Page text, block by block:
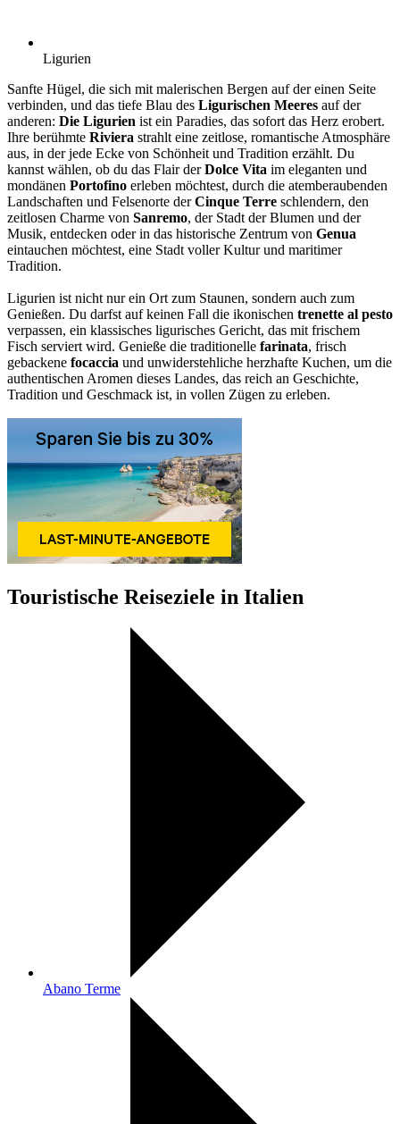
Ligurien
Sanfte Hügel, die sich mit malerischen Bergen auf der einen Seite
verbinden, und das tiefe Blau des Ligurischen Meeres auf der
anderen: Die Ligurien ist ein Paradies, das sofort das Herz erobert.
Ihre berühmte Riviera strahlt eine zeitlose, romantische Atmosphäre
aus, in der jede Ecke von Schönheit und Tradition erzählt. Du
kannst wählen, ob du das Flair derDolce Vita im eleganten und
mondänen Portofino erleben möchtest, durch die atemberaubenden
Landschaften und Felsenorte derCinque Terre schlendern, den
zeitlosen Charme von Sanremo, der Stadt der Blumen und der
Musik, entdecken oder in das historische Zentrum von Genua
eintauchen möchtest, eine Stadt voller Kultur und maritimer
Tradition.
Ligurien ist nicht nur ein Ort zum Staunen, sondern auch zum
Genießen. Du darfst auf keinen Fall die ikonischen trenette al pesto
verpassen, ein klassisches ligurisches Gericht, das mit frischem
Fisch serviert wird. Genieße die traditionelle farinata, frisch
gebackene focaccia und unwiderstehliche herzhafte Kuchen, um die
authentischen Aromen dieses Landes, das reich an Geschichte,
Tradition und Geschmack ist, in vollen Zügen zu erleben.
Touristische Reiseziele in Italien
Abano Terme